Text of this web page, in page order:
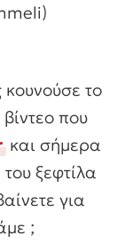
το
που
και σήμερα
ξεφτίλα
για
;